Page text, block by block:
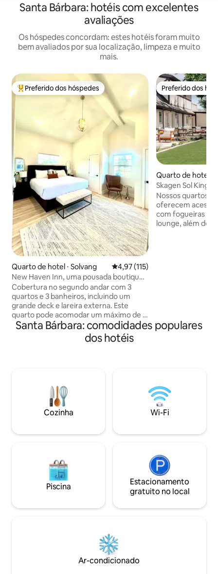
Santa Bárbara: hotéis com excelentes
avaliações
Os hóspedes concordam: estes hotéis foram muito
bem avaliados por sua localização, limpeza e muito
mais.
Entre os melhores preferidos dos hóspedes
Preferido dos hóspedes
Quarto de hotel ⋅ Solvang 4,97 de uma avaliação média de
4,97 (115)
New Haven Inn, uma pousada boutique
moderna
Cobertura no segundo andar com 3
quartos e 3 banheiros, incluindo um
grande deck e lareira externa. Este
quarto pode acomodar um máximo de 7
hóspedes. Observação especial: este
quarto tem acesso apenas por escada.
Construída em 2024, esta elegante
chuveiros walk-in 1 com banheira
Cozinha Completa Deck espaçoso para
condicionado Wi-Fi de alta velocidade
Preferido dos
Preferido dos
Quarto de hotel ⋅
Skagen Sol King
Nossos quartos
oferecem acesso
com fogueiras
lounge, além de
uma curta
restaurantes
Santa Bárbara: comodidades populares
dos hotéis
Cozinha Wi-Fi
Piscina
Estacionamento
gratuito no local
Ar-condicionado